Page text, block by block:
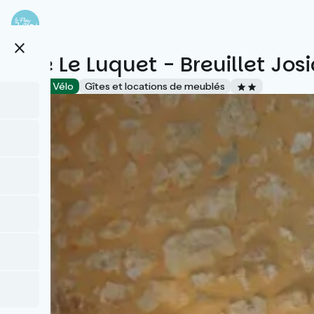
Aller
au
principal
close
Gîte Le Luquet - Breuillet
Accueil Vélo Gîtes et locations de meublés